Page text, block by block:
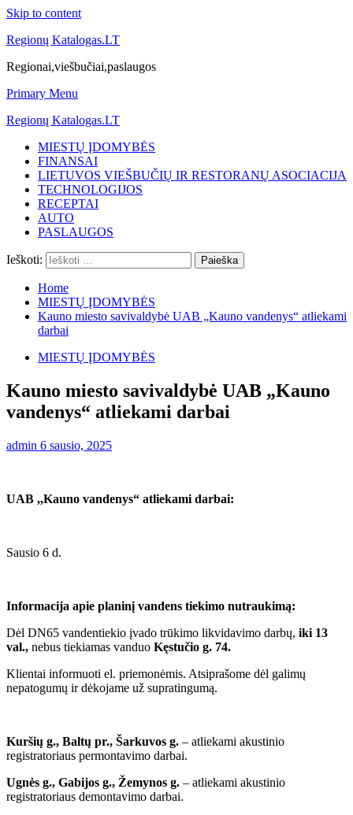
Skip to content
Regionų Katalogas.LT
Regionai,viešbučiai,paslaugos
Primary Menu
Regionų Katalogas.LT
MIESTŲ ĮDOMYBĖS
FINANSAI
LIETUVOS VIEŠBUČIŲ IR RESTORANŲ ASOCIACIJA
TECHNOLOGIJOS
RECEPTAI
AUTO
PASLAUGOS
Ieškoti:
Home
MIESTŲ ĮDOMYBĖS
Kauno miesto savivaldybė UAB „Kauno vandenys“ atliekami
darbai
MIESTŲ ĮDOMYBĖS
Kauno miesto savivaldybė UAB „Kauno
vandenys“ atliekami darbai
admin 6 sausio, 2025
UAB ,,Kauno vandenys“ atliekami darbai:
Sausio 6 d.
Informacija apie planinį vandens tiekimo nutraukimą:
Dėl DN65 vandentiekio įvado trūkimo likvidavimo darbų, iki 13
val., nebus tiekiamas vanduo Kęstučio g. 74.
Klientai informuoti el. priemonėmis. Atsiprašome dėl galimų
nepatogumų ir dėkojame už supratingumą.
Kuršių g., Baltų pr., Šarkuvos g. – atliekami akustinio
registratoriaus permontavimo darbai.
Ugnės g., Gabijos g., Žemynos g. – atliekami akustinio
registratoriaus demontavimo darbai.